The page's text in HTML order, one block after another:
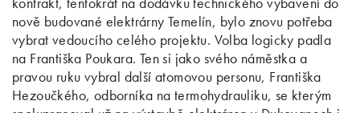
nově budované elektrárny Temelín, bylo znovu potřeba
vybrat vedoucího celého projektu. Volba logicky padla
na Františka Poukara. Ten si jako svého náměstka a
pravou ruku vybral další atomovou personu, Františka
Hezoučkého, odborníka na termohydrauliku, se kterým